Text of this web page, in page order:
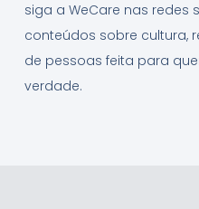
siga a WeCare nas
conteúdos sobre cultura,
de pessoas feita para
verdade.